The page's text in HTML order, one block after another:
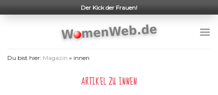
to
Der Kick der Frauen!
Du bist hier: Magazin » innen
ARTIKEL ZUINNEN